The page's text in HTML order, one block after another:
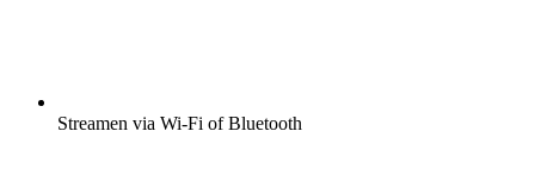
Streamen via Wi-Fi of Bluetooth